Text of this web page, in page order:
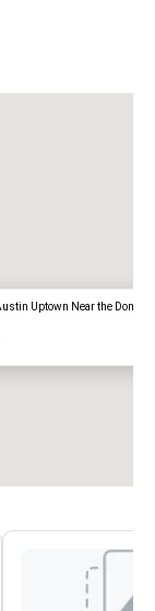
Mopac. Vanaf de
u rechtsaf bij de
naar de
Uptown Near the